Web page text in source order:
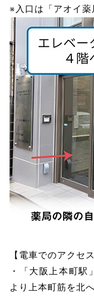
※入口は「アオイ薬
【電車でのアクセス
・「大阪上本町駅
より上本町筋を北